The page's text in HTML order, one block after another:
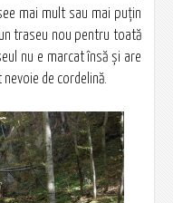
mai mult sau mai puţin
traseu nou pentru toată
nu e marcat însă şi are
de cordelină.